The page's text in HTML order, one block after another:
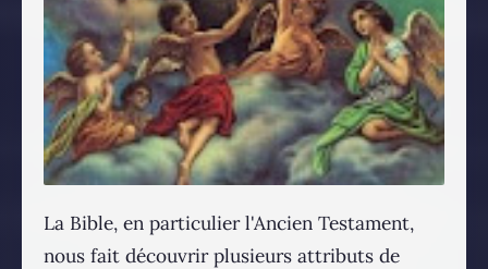
La Bible, en particulier l'Ancien Testament,
nous fait découvrir plusieurs attributs de